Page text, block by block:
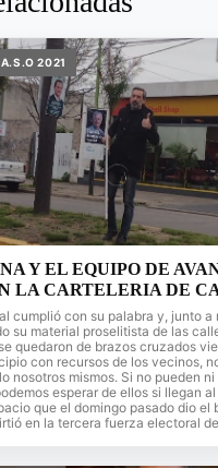
2021
Y EL EQUIPO DE
LA CARTELERIA DE
cumplió con su palabra y, junto a
su material proselitista de las
quedaron de brazos cruzados
con recursos de los vecinos,
nosotros mismos. Si no pueden
esperar de ellos si llegan al
que el domingo pasado dio el
en la tercera fuerza electoral